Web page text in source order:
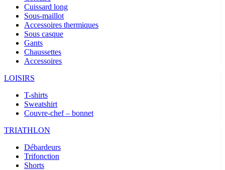
Cuissard long
Sous-maillot
Accessoires thermiques
Sous casque
Gants
Chaussettes
Accessoires
LOISIRS
T-shirts
Sweatshirt
Couvre-chef – bonnet
TRIATHLON
Débardeurs
Trifonction
Shorts